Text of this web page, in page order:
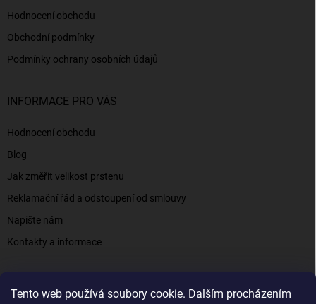
Tento web používá soubory cookie. Dalším procházením
Hodnocení obchodu
Obchodní podmínky
Podmínky ochrany osobních údajů
INFORMACE PRO VÁS
Hodnocení obchodu
Blog
Jak změřit velikost prstenu
Reklamační řád a odstoupení od smlouvy
Napište nám
Kontakty a informace
Elenys.cz - šperky, kterým věříte už od roku 2016